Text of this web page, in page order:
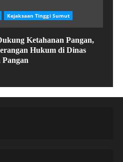
Kejaksaan Tinggi Sumut
Ketahanan Pangan,
Hukum di Dinas